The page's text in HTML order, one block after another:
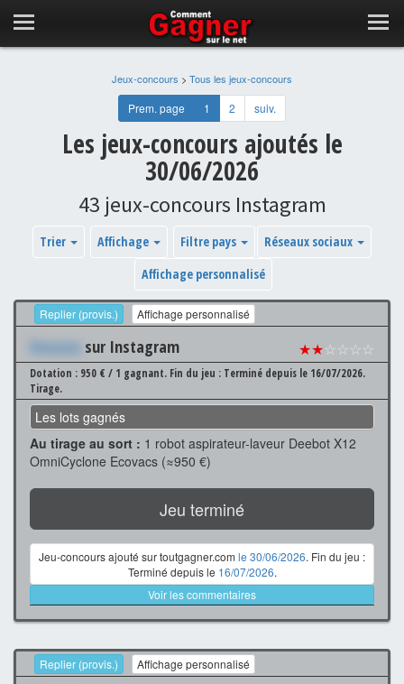
Jeux-concours > Tous les jeux-concours
Prem. page 1 2 suiv.
Les jeux-concours ajoutés le
30/06/2026
43 jeux-concours Instagram
Trier Affichage Filtre pays
Réseaux sociaux
Affichage personnalisé
Replier (provis.) Affichage personnalisé
Xxxxxxx sur Instagram ★★☆☆☆☆
Dotation : 950 € / 1 gagnant. Fin du jeu : Terminé depuis le 16/07/2026.
Tirage.
Les lots gagnés
Au tirage au sort : 1 robot aspirateur-laveur Deebot X12
OmniCyclone Ecovacs (≈950 €)
Jeu terminé
Jeu-concours ajouté sur toutgagner.com le 30/06/2026. Fin du jeu :
Terminé depuis le 16/07/2026.
Voir les commentaires
Replier (provis.) Affichage personnalisé